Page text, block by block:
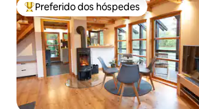
Entre os melhores preferidos dos
Preferido dos hóspedes